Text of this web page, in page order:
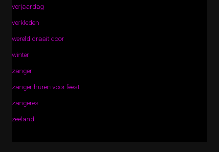
verjaardag
verkleden
wereld draait door
winter
zanger
zanger huren voor feest
zangeres
zeeland